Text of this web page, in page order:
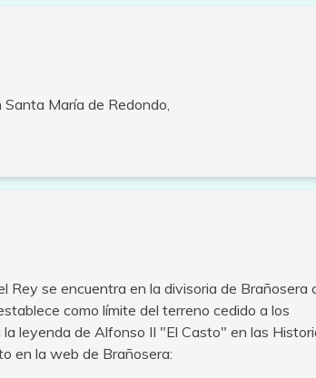
María de Redondo,
Rey se encuentra en la divisoria de Brañosera
como límite del terreno cedido a los
leyenda de Alfonso II "El Casto" en las
en la web de Brañosera: